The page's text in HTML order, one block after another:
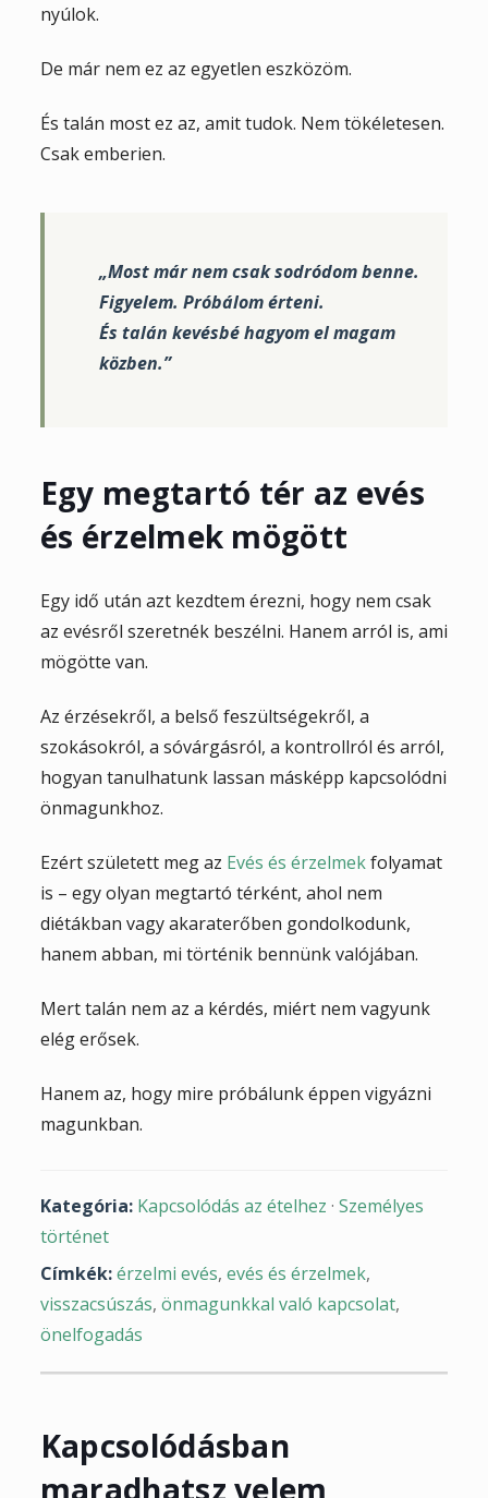
nyúlok.
De már nem ez az egyetlen eszközöm.
És talán most ez az, amit tudok. Nem tökéletesen.
Csak emberien.
„Most már nem csak sodródom benne.
Figyelem. Próbálom érteni.
És talán kevésbé hagyom el magam
közben.”
Egy megtartó tér az evés
és érzelmek mögött
Egy idő után azt kezdtem érezni, hogy nem csak
az evésről szeretnék beszélni. Hanem arról is, ami
mögötte van.
Az érzésekről, a belső feszültségekről, a
szokásokról, a sóvárgásról, a kontrollról és arról,
hogyan tanulhatunk lassan másképp kapcsolódni
önmagunkhoz.
Ezért született meg az Evés és érzelmekfolyamat
is – egy olyan megtartó térként, ahol nem
diétákban vagy akaraterőben gondolkodunk,
hanem abban, mi történik bennünk valójában.
Mert talán nem az a kérdés, miért nem vagyunk
elég erősek.
Hanem az, hogy mire próbálunk éppen vigyázni
magunkban.
Kategória: Kapcsolódás az ételhez · Személyes
történet
Címkék:érzelmi evés, evés és érzelmek,
visszacsúszás, önmagunkkal való kapcsolat,
önelfogadás
Kapcsolódásban
maradhatsz velem